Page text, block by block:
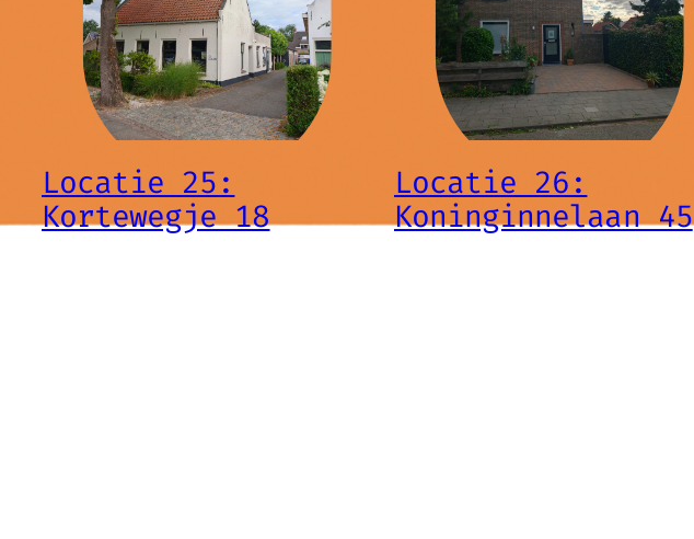
Locatie 25:
Kortewegje 18
Locatie 26:
Koninginnelaan 45